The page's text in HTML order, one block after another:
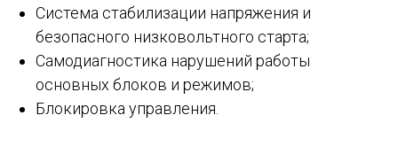
Система стабилизации напряжения и
безопасного низковольтного старта;
Самодиагностика нарушений работы
основных блоков и режимов;
Блокировка управления.